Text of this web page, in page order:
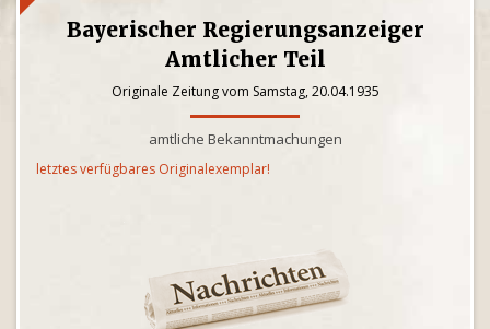
Bayerischer Regierungsanzeiger
Amtlicher Teil
Originale Zeitung vom Samstag, 20.04.1935
amtliche Bekanntmachungen
letztes verfügbares Originalexemplar!